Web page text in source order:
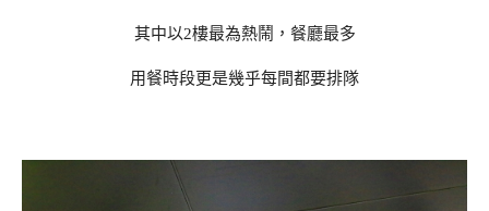
其中以2樓最為熱鬧，餐廳最多
用餐時段更是幾乎每間都要排隊